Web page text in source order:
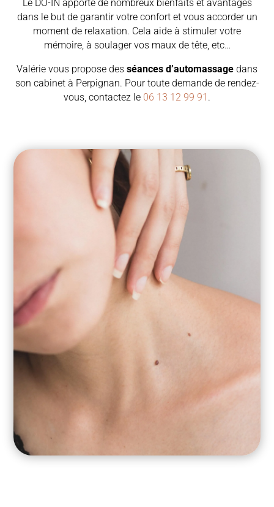
Le DO-IN apporte de nombreux bienfaits et avantages
dans le but de garantir votre confort et vous accorder un
moment de relaxation. Cela aide à stimuler votre
mémoire, à soulager vos maux de tête, etc…
Valérie vous propose des séances d’automassage dans
son cabinet à Perpignan. Pour toute demande de rendez-
vous, contactez le 06 13 12 99 91 .